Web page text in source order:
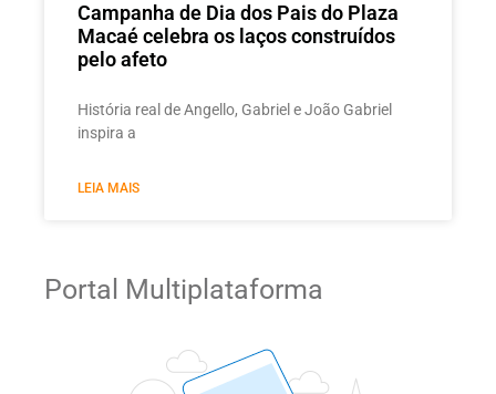
Campanha de Dia dos Pais do Plaza
Macaé celebra os laços construídos
pelo afeto
História real de Angello, Gabriel e João Gabriel
inspira a
LEIA MAIS
Portal Multiplataforma